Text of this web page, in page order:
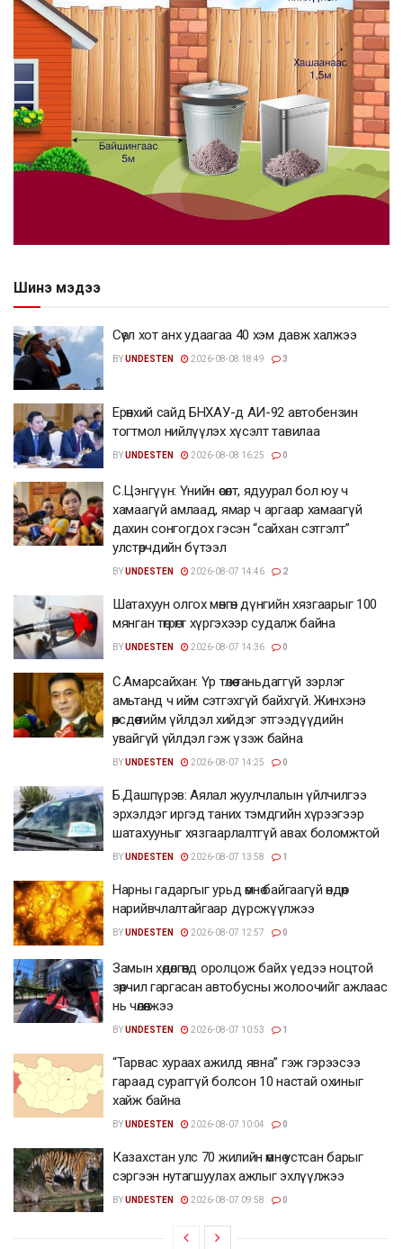
Шинэ мэдээ
Сөүл хот анх удаагаа 40 хэм давж халжээ
BYUNDESTEN 2026-08-08 18:49 3
Ерөнхий сайд БНХАУ-д АИ-92 автобензин
тогтмол нийлүүлэх хүсэлт тавилаа
BYUNDESTEN 2026-08-08 16:25 0
С.Цэнгүүн: Үнийн өсөлт, ядуурал бол юу ч
хамаагүй амлаад, ямар ч аргаар хамаагүй
дахин сонгогдох гэсэн “сайхан сэтгэлт”
улстөрчдийн бүтээл
BYUNDESTEN 2026-08-07 14:46 2
Шатахуун олгох мөнгөн дүнгийн хязгаарыг 100
мянган төгрөгт хүргэхээр судалж байна
BYUNDESTEN 2026-08-07 14:36 0
С.Амарсайхан: Үр төлөө таньдаггүй зэрлэг
амьтанд ч ийм сэтгэхгүй байхгүй. Жинхэнэ
өөрсдөө тийм үйлдэл хийдэг этгээдүүдийн
увайгүй үйлдэл гэж үзэж байна
BYUNDESTEN 2026-08-07 14:25 0
Б.Дашпүрэв: Аялал жуулчлалын үйлчилгээ
эрхэлдэг иргэд таних тэмдгийн хүрээгээр
шатахууныг хязгаарлалтгүй авах боломжтой
BYUNDESTEN 2026-08-07 13:58 1
Нарны гадаргыг урьд өмнө байгаагүй өндөр
нарийвчлалтайгаар дүрсжүүлжээ
BYUNDESTEN 2026-08-07 12:57 0
Замын хөдөлгөөнд оролцож байх үедээ ноцтой
зөрчил гаргасан автобусны жолоочийг ажлаас
нь чөлөөлжээ
BYUNDESTEN 2026-08-07 10:53 1
“Тарвас хураах ажилд явна” гэж гэрээсээ
гараад сураггүй болсон 10 настай охиныг
хайж байна
BYUNDESTEN 2026-08-07 10:04 0
Казахстан улс 70 жилийн өмнө устсан барыг
сэргээн нутагшуулах ажлыг эхлүүлжээ
BYUNDESTEN 2026-08-07 09:58 0